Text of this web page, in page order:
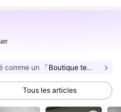
comme un 「Boutique tendance」
Tous les articles